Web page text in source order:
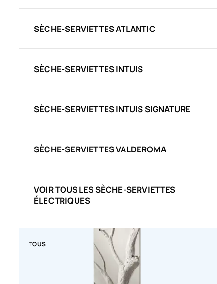
SÈCHE-SERVIETTES ATLANTIC
SÈCHE-SERVIETTES INTUIS
SÈCHE-SERVIETTES INTUIS SIGNATURE
SÈCHE-SERVIETTES VALDEROMA
VOIR TOUS LES SÈCHE-SERVIETTES
ÉLECTRIQUES
TOUS